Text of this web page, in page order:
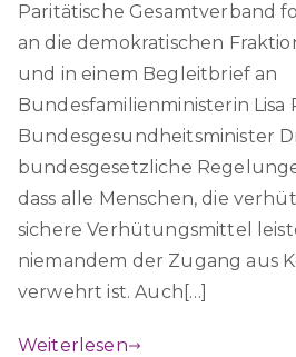
Paritätische Gesamtverband
an die demokratischen
und in einem Begleitbrief an
Bundesfamilienministerin Lisa
Bundesgesundheitsminister
bundesgesetzliche
dass alle Menschen, die
sichere Verhütungsmittel
niemandem der Zugang aus
verwehrt ist. Auch[…]
Weiterlesen